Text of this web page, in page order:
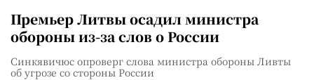
Премьер Литвы осадил министра
обороны из-за слов о России
Синкявичюс опроверг слова министра обороны Ливты
об угрозе со стороны России